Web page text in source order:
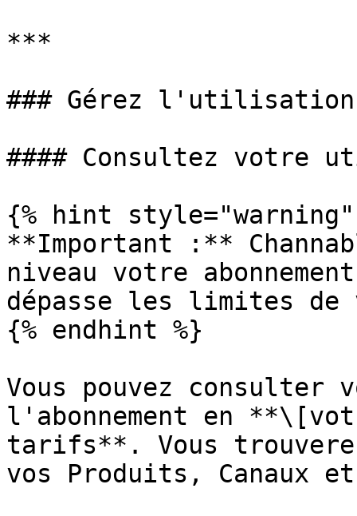
***
### Gérez l'utilisation
#### Consultez votre
{% hint style="warning"
**Important :**
niveau votre
dépasse les limites de
{% endhint %}
Vous pouvez
l'abonnement en
tarifs**. Vous
vos Produits, Canaux